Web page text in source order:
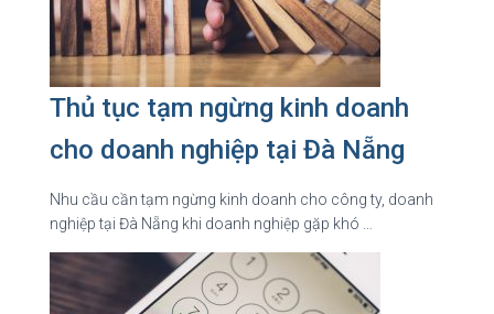
Thủ tục tạm ngừng kinh doanh
cho doanh nghiệp tại Đà Nẵng
Nhu cầu cần tạm ngừng kinh doanh cho công ty, doanh
nghiệp tại Đà Nẵng khi doanh nghiệp gặp khó …